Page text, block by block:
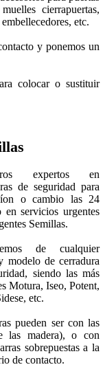
cierrapuertas,
etc.
y ponemos un
colocar o sustituir
expertos en
de seguridad para
o cambio las 24
en servicios urgentes
Semillas.
de cualquier
modelo de cerradura
siendo las más
Motura, Iseo, Potent,
etc.
pueden ser con las
las madera), o con
sobrepuestas a la
de contacto.